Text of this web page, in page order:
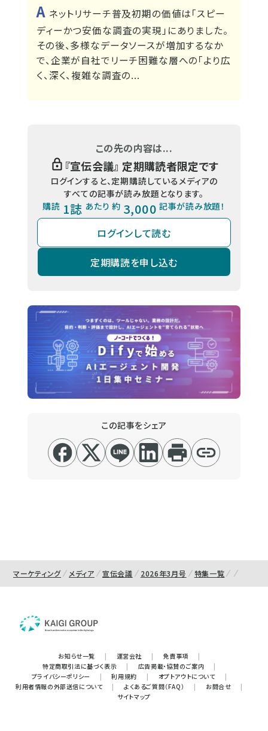
A ネットリサーチ普及初期の価値は「スピー
ディーかつ安価な調査の実現」にありました。
その後、多様なデータソースが増加するなか
で、企業が自社でリーチ困難な層への「より広
く、深く、複雑な調査の...
この先の内容は...
『宣伝会議』 定期購読者限定です
ログインすると、定期購読しているメディアの
すべての記事が読み放題となります。
購読 1誌 あたり 約 3,000 記事が読み放題！
ログインして読む
定期購読を申し込む
この記事をシェア
マーケティング メディア 宣伝会議 2026年3月号 特集一覧
お知らせ一覧 | 運営会社 | 免責事項
|
特定商取引法に基づく表示
| 広告掲載・協賛のご案内
|
プライバシーポリシー
| 利用規約 | オプトアウトについて
|
利用者情報の外部送信について
| よくあるご質問（FAQ） | お問合せ
|
サイトマップ